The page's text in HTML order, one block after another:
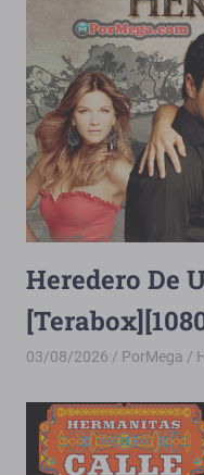
Heredero De
03/08/2026 PorMega